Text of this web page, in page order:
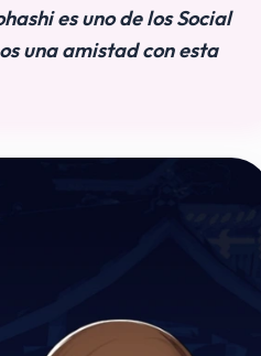
es uno de los Social
una amistad con esta